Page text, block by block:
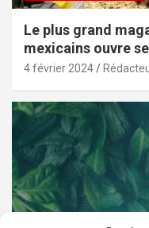
Le plus grand
mexicains ouvre
4 février 2024